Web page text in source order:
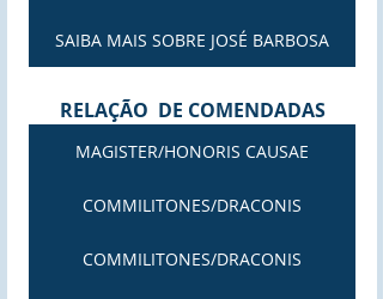
SAIBA MAIS SOBRE JOSÉ BARBOSA
RELAÇÃO  DE COMENDADAS
MAGISTER/HONORIS CAUSAE
COMMILITONES/DRACONIS
COMMILITONES/DRACONIS